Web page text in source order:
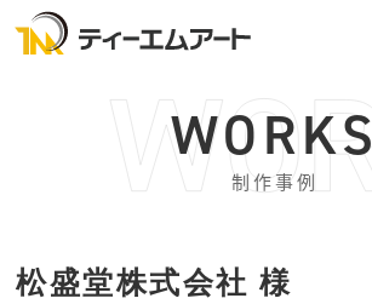
WORKS
制作事例
松盛堂株式会社 様